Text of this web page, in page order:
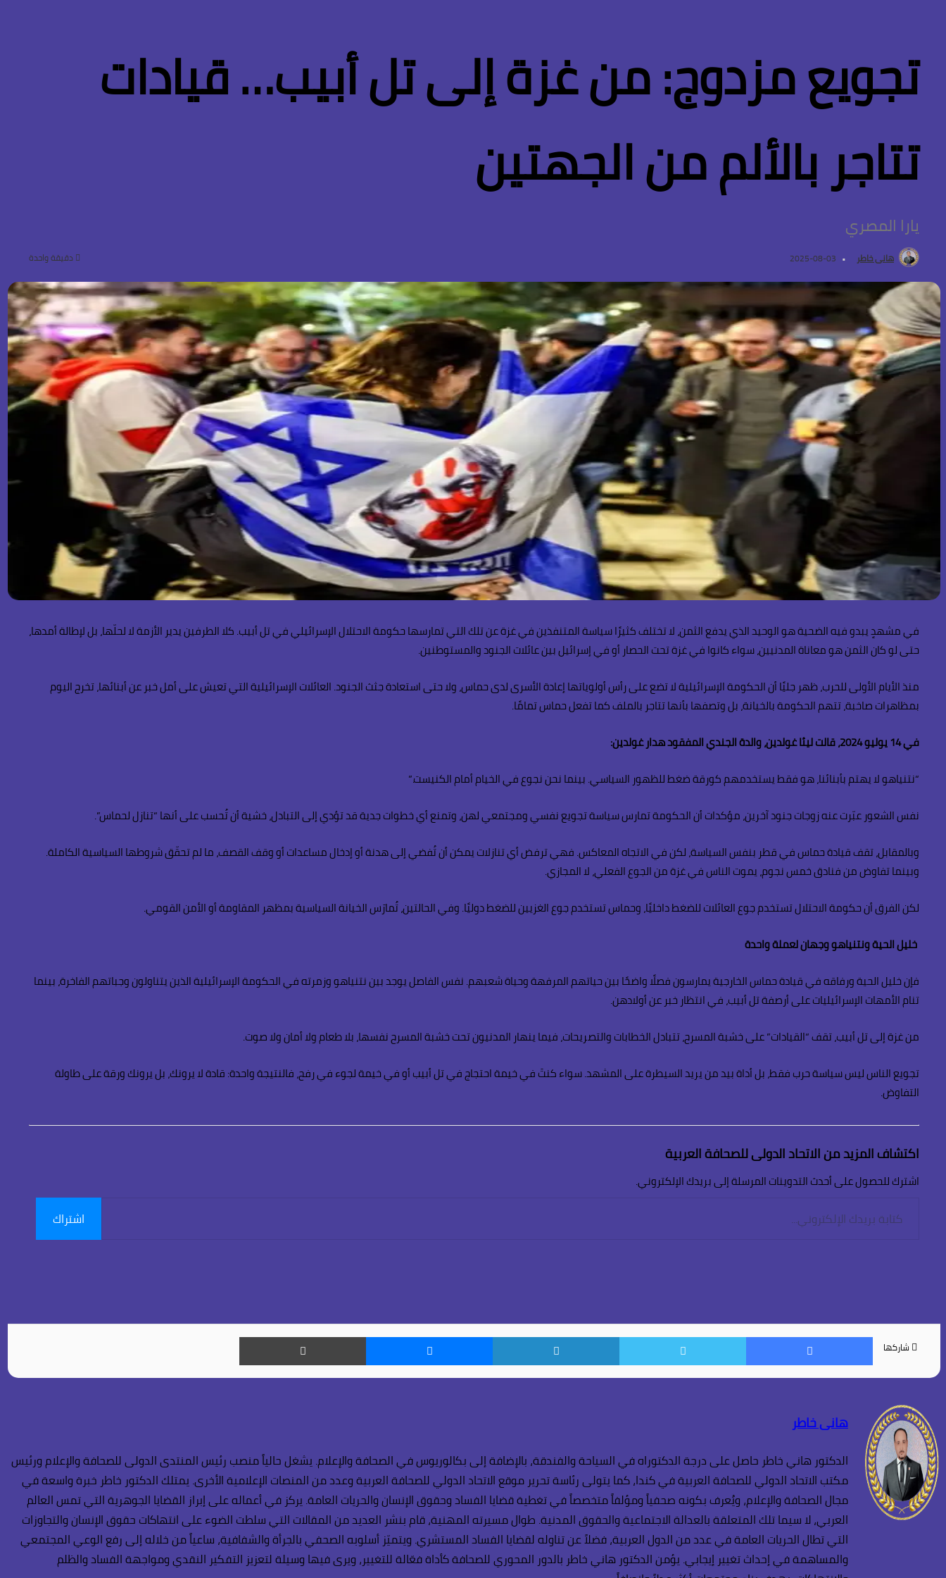
تجويع مزدوج: من غزة إلى تل أبيب… قيادات
تتاجر بالألم من الجهتين
يارا المصري
هانى خاطر 2025-08-03 دقيقة واحدة
في مشهدٍ يبدو فيه الضحية هو الوحيد الذي يدفع الثمن، لا تختلف كثيرًا سياسة المتنفذين في غزة عن تلك التي تمارسها حكومة الاحتلال الإسرائيلي في تل أبيب. كلا الطرفين يدير الأزمة لا لحلّها، بل لإطالة أمدها،
حتى لو كان الثمن هو معاناة المدنيين، سواء كانوا في غزة تحت الحصار أو في إسرائيل بين عائلات الجنود والمستوطنين.
منذ الأيام الأولى للحرب، ظهر جليًا أن الحكومة الإسرائيلية لا تضع على رأس أولوياتها إعادة الأسرى لدى حماس، ولا حتى استعادة جثث الجنود. العائلات الإسرائيلية التي تعيش على أمل خبر عن أبنائها، تخرج اليوم
بمظاهرات صاخبة، تتهم الحكومة بالخيانة، بل وتصفها بأنها تتاجر بالملف كما تفعل حماس تمامًا.
في 14 يوليو 2024، قالت ليئا غولدين، والدة الجندي المفقود هدار غولدين:
“نتنياهو لا يهتم بأبنائنا، هو فقط يستخدمهم كورقة ضغط للظهور السياسي. بينما نحن نجوع في الخيام أمام الكنيست.”
نفس الشعور عبّرت عنه زوجات جنود آخرين، مؤكدات أن الحكومة تمارس سياسة تجويع نفسي ومجتمعي لهن، وتمنع أي خطوات جدية قد تؤدي إلى التبادل، خشية أن تُحسب على أنها “تنازل لحماس”.
وبالمقابل، تقف قيادة حماس في قطر بنفس السياسة، لكن في الاتجاه المعاكس. فهي ترفض أي تنازلات يمكن أن تُفضي إلى هدنة أو إدخال مساعدات أو وقف القصف، ما لم تحقّق شروطها السياسية الكاملة.
وبينما تفاوض من فنادق خمس نجوم، يموت الناس في غزة من الجوع الفعلي، لا المجازي.
لكن الفرق أن حكومة الاحتلال تستخدم جوع العائلات للضغط داخليًا، وحماس تستخدم جوع الغزيين للضغط دوليًا. وفي الحالتين، تُمارَس الخيانة السياسية بمظهر المقاومة أو الأمن القومي.
خليل الحية ونتنياهو وجهان لعملة واحدة
فإن خليل الحية ورفاقه في قيادة حماس الخارجية يمارسون فصلًا واضحًا بين حياتهم المرفهة وحياة شعبهم. نفس الفاصل يوجد بين نتنياهو وزمرته في الحكومة الإسرائيلية الذين يتناولون وجباتهم الفاخرة، بينما
تنام الأمهات الإسرائيليات على أرصفة تل أبيب، في انتظار خبر عن أولادهن.
من غزة إلى تل أبيب، تقف “القيادات” على خشبة المسرح، تتبادل الخطابات والتصريحات، فيما ينهار المدنيون تحت خشبة المسرح نفسها، بلا طعام ولا أمان ولا صوت.
تجويع الناس ليس سياسة حرب فقط، بل أداة بيد من يريد السيطرة على المشهد. سواء كنتَ في خيمة احتجاج في تل أبيب أو في خيمة لجوء في رفح، فالنتيجة واحدة: قادة لا يرونك، بل يرونك ورقة على طاولة
التفاوض.
اكتشاف المزيد من الاتحاد الدولى للصحافة العربية
اشترك للحصول على أحدث التدوينات المرسلة إلى بريدك الإلكتروني.
بريدك
اشتراك
شاركها
هانى خاطر
الدكتور هاني خاطر حاصل على درجة الدكتوراه في السياحة والفندقة، بالإضافة إلى بكالوريوس في الصحافة والإعلام. يشغل حالياً منصب رئيس المنتدى الدولى للصحافة والإعلام ورئيس
مكتب الاتحاد الدولي للصحافة العربية في كندا، كما يتولى رئاسة تحرير موقع الاتحاد الدولي للصحافة العربية وعدد من المنصات الإعلامية الأخرى. يمتلك الدكتور خاطر خبرة واسعة في
مجال الصحافة والإعلام، ويُعرف بكونه صحفياً ومؤلفاً متخصصاً في تغطية قضايا الفساد وحقوق الإنسان والحريات العامة. يركز في أعماله على إبراز القضايا الجوهرية التي تمس العالم
العربي، لا سيما تلك المتعلقة بالعدالة الاجتماعية والحقوق المدنية. طوال مسيرته المهنية، قام بنشر العديد من المقالات التي سلطت الضوء على انتهاكات حقوق الإنسان والتجاوزات
التي تطال الحريات العامة في عدد من الدول العربية، فضلاً عن تناوله لقضايا الفساد المستشري. ويتميّز أسلوبه الصحفي بالجرأة والشفافية، ساعياً من خلاله إلى رفع الوعي المجتمعي
والمساهمة في إحداث تغيير إيجابي. يؤمن الدكتور هاني خاطر بالدور المحوري للصحافة كأداة فعّالة للتغيير، ويرى فيها وسيلة لتعزيز التفكير النقدي ومواجهة الفساد والظلم